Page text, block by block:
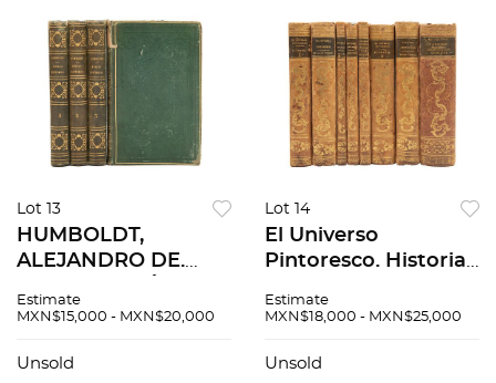
Lot 13
HUMBOLDT,
ALEJANDRO DE.
SOBRE EL REINO DE
PARÍS: LIBRERÍA DE
Estimate
MXN$15,000 - MXN$20,000
Unsold
Lot 14
El Universo
Pintoresco. Historia
Todos los Pueblos,
Costumbres, Méjico:
Estimate
MXN$18,000 - MXN$25,000
Unsold